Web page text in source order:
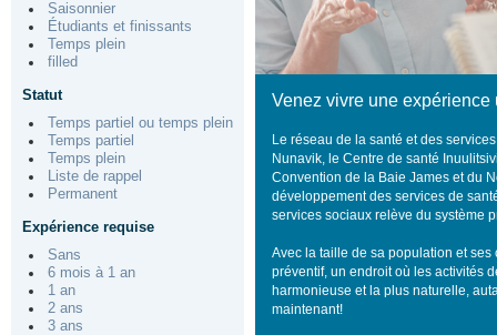
Saisonnier
Étudiants et finissants
Temps plein
filled
Statut
Temps partiel ou temps plein
Temps partiel
Temps plein
Liste de rappel
Permanent
Expérience requise
Sans
6 mois à 1 an
1 an
2 ans
3 ans
Venez vivre une expérience
Le réseau de la santé et des
Nunavik, le Centre de santé
Convention de la Baie James et du
développement des services de
services sociaux relève du système
Avec la taille de sa population et
préventif, un endroit où les activités
harmonieuse et la plus naturelle,
maintenant!